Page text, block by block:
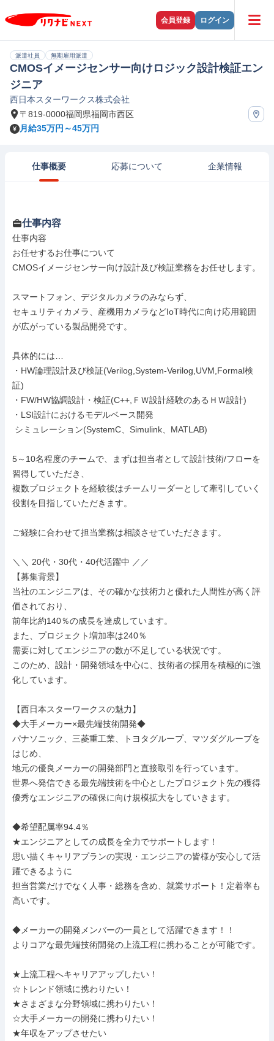
会員登録 ログイン
派遣社員 無期雇用派遣
CMOSイメージセンサー向けロジック設計検証エン
ジニア
西日本スターワークス株式会社
〒819-0000福岡県福岡市西区
月給35万円～45万円
仕事概要 応募について 企業情報
仕事内容
仕事内容
お任せするお仕事について
CMOSイメージセンサー向け設計及び検証業務をお任せします。
スマートフォン、デジタルカメラのみならず、
セキュリティカメラ、産機用カメラなどIoT時代に向け応用範囲
が広がっている製品開発です。
具体的には…
・HW論理設計及び検証(Verilog,System-Verilog,UVM,Formal検
証)
・FW/HW協調設計・検証(C++,ＦＷ設計経験のあるＨＷ設計)
・LSI設計におけるモデルベース開発
5～10名程度のチームで、まずは担当者として設計技術/フローを
習得していただき、
複数プロジェクトを経験後はチームリーダーとして牽引していく
役割を目指していただきます。
ご経験に合わせて担当業務は相談させていただきます。
＼＼ 20代・30代・40代活躍中 ／／
【募集背景】
当社のエンジニアは、その確かな技術力と優れた人間性が高く評
価されており、
前年比約140％の成長を達成しています。
また、プロジェクト増加率は240％
需要に対してエンジニアの数が不足している状況です。
このため、設計・開発領域を中心に、技術者の採用を積極的に強
化しています。
【西日本スターワークスの魅力】
◆大手メーカー×最先端技術開発◆
パナソニック、三菱重工業、トヨタグループ、マツダグループを
はじめ、
地元の優良メーカーの開発部門と直接取引を行っています。
世界へ発信できる最先端技術を中心としたプロジェクト先の獲得
優秀なエンジニアの確保に向け規模拡大をしていきます。
◆希望配属率94.4％
★エンジニアとしての成長を全力でサポートします！
思い描くキャリアプランの実現・エンジニアの皆様が安心して活
躍できるように
担当営業だけでなく人事・総務を含め、就業サポート！定着率も
高いです。
◆メーカーの開発メンバーの一員として活躍できます！！
よりコアな最先端技術開発の上流工程に携わることが可能です。
★上流工程へキャリアアップしたい！
☆トレンド領域に携わりたい！
★さまざまな分野領域に携わりたい！
☆大手メーカーの開発に携わりたい！
★年収をアップさせたい